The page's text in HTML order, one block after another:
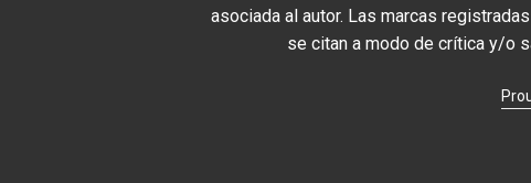
asociada al autor. Las marcas
se citan a modo de crítica y/o